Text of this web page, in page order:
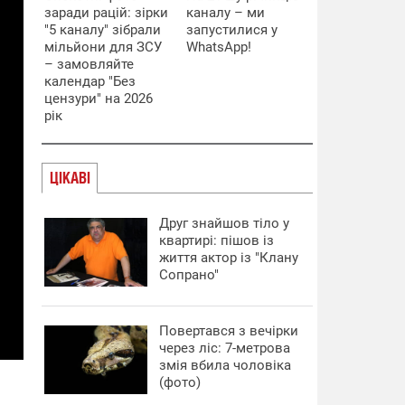
заради рацій: зірки
"5 каналу" зібрали
мільйони для ЗСУ
– замовляйте
календар "Без
цензури" на 2026
рік
каналу – ми
запустилися у
WhatsApp!
ЦІКАВІ
Друг знайшов тіло у
квартирі: пішов із
життя актор із "Клану
Сопрано"
Повертався з вечірки
через ліс: 7-метрова
змія вбила чоловіка
(фото)